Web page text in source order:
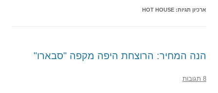
ארכיון תגיות: HOT HOUSE
הנה המחיר: הרוצחת היפה מקפה "סבארו"
8 תגובות